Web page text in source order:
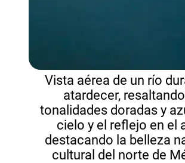
Vista aérea de un río
atardecer,
tonalidades doradas y
cielo y el reflejo en el
destacando la belleza
cultural del norte de